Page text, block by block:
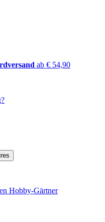
ab € 54,90
Hobby-Gärtner